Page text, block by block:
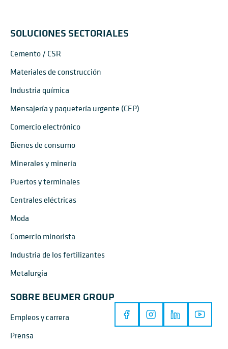
SOLUCIONES SECTORIALES
Cemento / CSR
Materiales de construcción
Industria química
Mensajería y paquetería urgente (CEP)
Comercio electrónico
Bienes de consumo
Minerales y minería
Puertos y terminales
Centrales eléctricas
Moda
Comercio minorista
Industria de los fertilizantes
Metalurgia
SOBRE BEUMER GROUP
Empleos y carrera
Prensa